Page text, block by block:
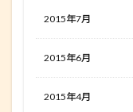
2015年7月
2015年6月
2015年4月